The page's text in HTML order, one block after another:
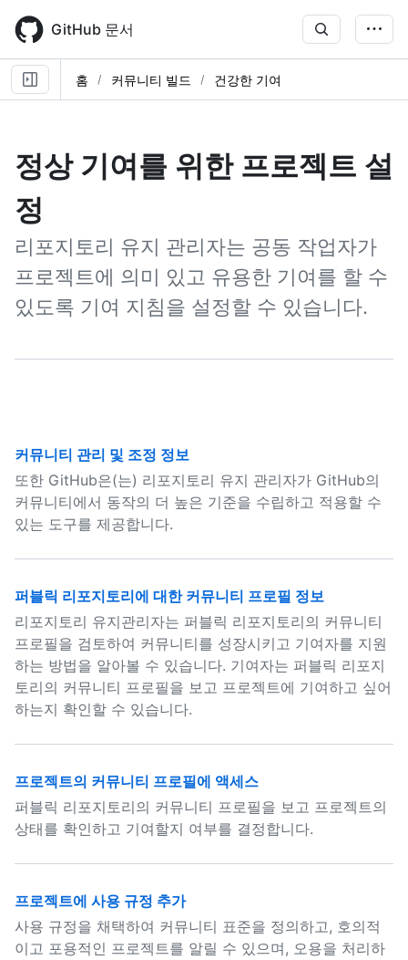
main
content
GitHub 문서
홈 커뮤니티 빌드 건강한 기여
정상 기여를 위한 프로젝트 설
정
리포지토리 유지 관리자는 공동 작업자가
프로젝트에 의미 있고 유용한 기여를 할 수
있도록 기여 지침을 설정할 수 있습니다.
커뮤니티 관리 및 조정 정보
또한 GitHub은(는) 리포지토리 유지 관리자가 GitHub의
커뮤니티에서 동작의 더 높은 기준을 수립하고 적용할 수
있는 도구를 제공합니다.
퍼블릭 리포지토리에 대한 커뮤니티 프로필 정보
리포지토리 유지관리자는 퍼블릭 리포지토리의 커뮤니티
프로필을 검토하여 커뮤니티를 성장시키고 기여자를 지원
하는 방법을 알아볼 수 있습니다. 기여자는 퍼블릭 리포지
토리의 커뮤니티 프로필을 보고 프로젝트에 기여하고 싶어
하는지 확인할 수 있습니다.
프로젝트의 커뮤니티 프로필에 액세스
퍼블릭 리포지토리의 커뮤니티 프로필을 보고 프로젝트의
상태를 확인하고 기여할지 여부를 결정합니다.
프로젝트에 사용 규정 추가
사용 규정을 채택하여 커뮤니티 표준을 정의하고, 호의적
이고 포용적인 프로젝트를 알릴 수 있으며, 오용을 처리하